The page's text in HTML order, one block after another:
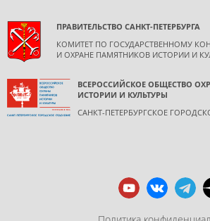
ПРАВИТЕЛЬСТВО САНКТ-ПЕТЕРБУРГА
КОМИТЕТ ПО ГОСУДАРСТВЕННОМУ
И ОХРАНЕ ПАМЯТНИКОВ ИСТОРИИ И
ВСЕРОССИЙСКОЕ ОБЩЕСТВО
ИСТОРИИ И КУЛЬТУРЫ
САНКТ-ПЕТЕРБУРГСКОЕ